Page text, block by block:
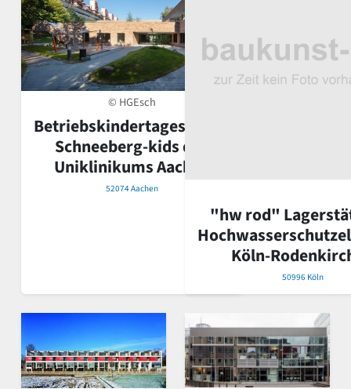
© HGEsch
Betriebskindertagesstätte
Schneeberg-kids des
Uniklinikums Aachen
52074 Aachen
"hw rod"
Köln-
50996 Köln